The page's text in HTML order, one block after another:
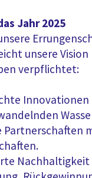
Jahr 2025
unsere
verpflichtet:
Partnerschaften
Nachhaltigkeit